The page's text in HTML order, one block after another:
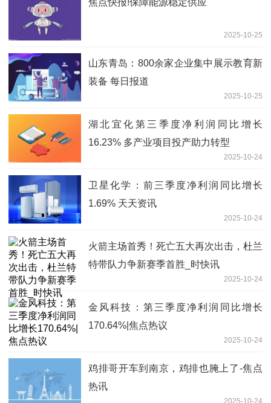
焦点快报!保障能源稳定供应
2025-10-25
山东青岛：800余家企业集中展示教育新
装备 每日报道
2025-10-25
湖北宜化第三季度净利润同比增长
16.23% 多产业项目投产助力转型
2025-10-24
卫星化学：前三季度净利润同比增长
1.69% 天天资讯
2025-10-24
火箭主场首秀！死亡五大再次出击，杜兰
特带队力争新赛季首胜_时快讯
2025-10-24
金风科技：第三季度净利润同比增长
170.64%|焦点热议
2025-10-24
鸡排哥开车到南京，鸡排也腌上了-焦点
热讯